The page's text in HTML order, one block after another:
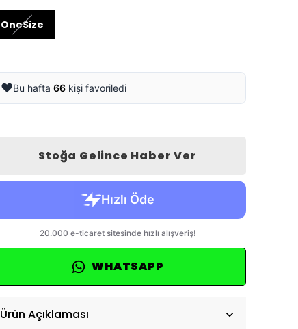
OneSize
❤️Bu hafta 66 kişi favoriledi
Stoğa Gelince Haber Ver
WHATSAPP
Ürün Açıklaması